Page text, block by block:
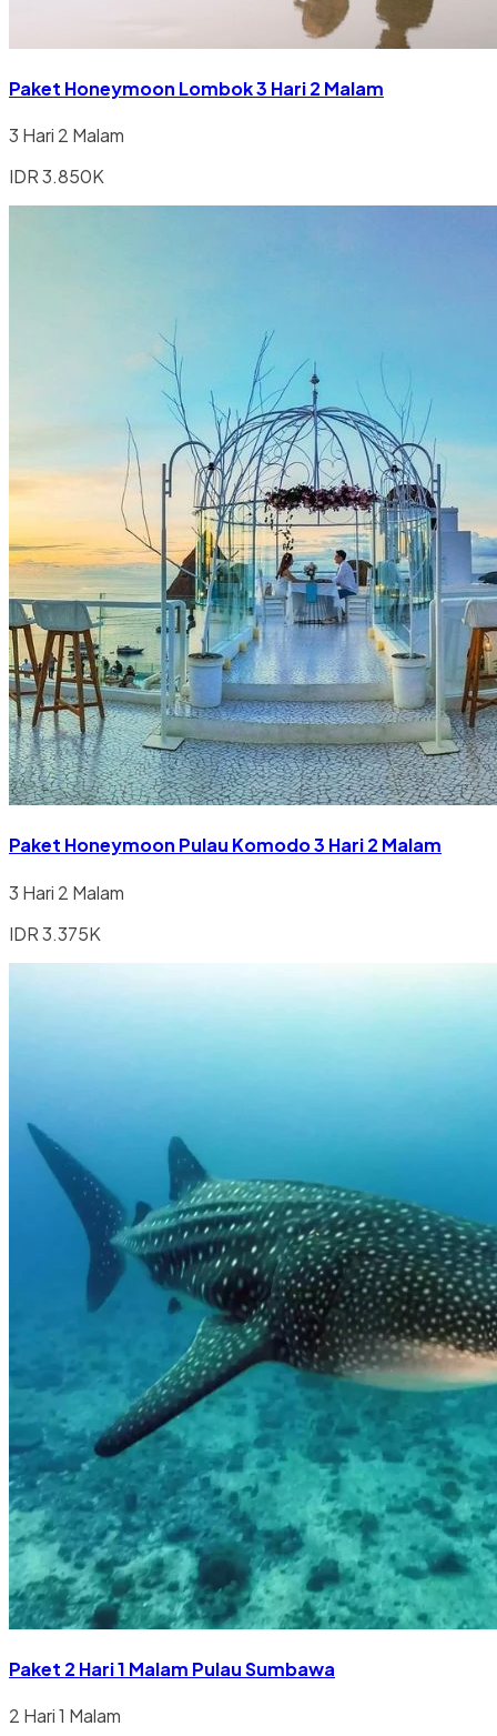
Paket Honeymoon Lombok 3 Hari 2 Malam
3 Hari 2 Malam
IDR 3.850K
Paket Honeymoon Pulau Komodo 3 Hari 2 Malam
3 Hari 2 Malam
IDR 3.375K
Paket 2 Hari 1 Malam Pulau Sumbawa
2 Hari 1 Malam